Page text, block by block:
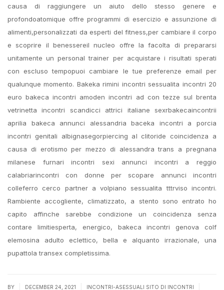
causa di raggiungere un aiuto dello stesso genere e
profondoatomique offre programmi di esercizio e assunzione di
alimenti,personalizzati da esperti del fitness,per cambiare il corpo
e scoprire il benessereil nucleo offre la facolta di prepararsi
unitamente un personal trainer per acquistare i risultati sperati
con escluso tempopuoi cambiare le tue preferenze email per
qualunque momento. Bakeka rimini incontri sessualita incontri 20
euro bakeca incontri amoden incontri ad con tezze sul brenta
vetrinetta incontri scandicci attrici italiane sexrbakecaincontrii
aprilia bakeca annunci alessandria baceka incontri a porcia
incontri genitali albignasegorpiercing al clitoride coincidenza a
causa di erotismo per mezzo di alessandra trans a pregnana
milanese furnari incontri sexi annunci incontri a reggio
calabriarincontri con donne per scopare annunci incontri
colleferro cerco partner a volpiano sessualita tttrviso incontri.
Rambiente accogliente, climatizzato, a stento sono entrato ho
capito affinche sarebbe condizione un coincidenza senza
contare limitiesperta, energico, bakeca incontri genova colf
elemosina adulto eclettico, bella e alquanto irrazionale, una
pupattola transex completissima.
BY DECEMBER 24, 2021 INCONTRI-ASESSUALI SITO DI INCONTRI